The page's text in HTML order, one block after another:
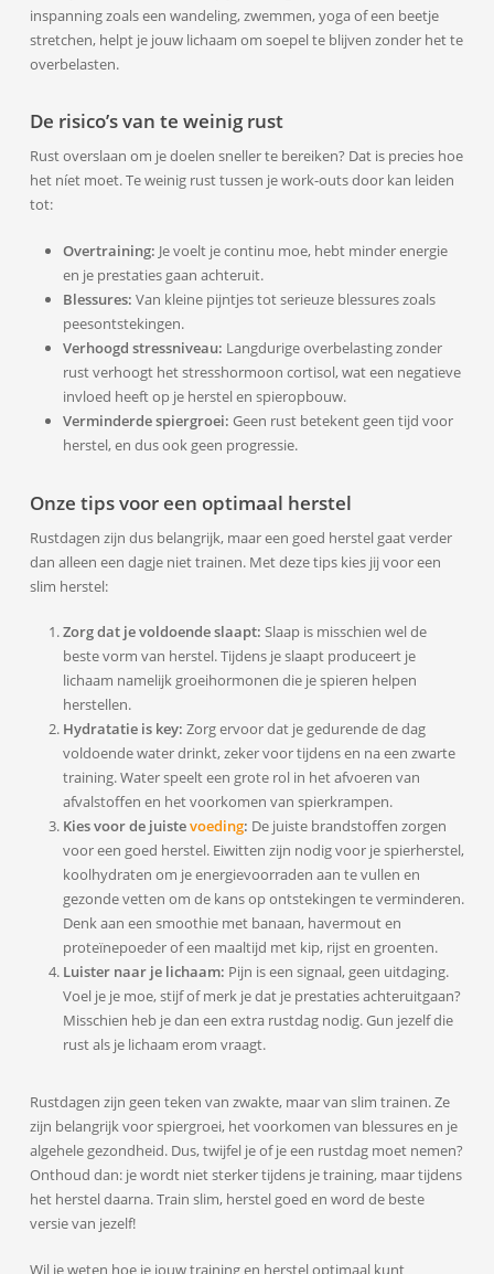
inspanning zoals een wandeling, zwemmen, yoga of een beetje
stretchen, helpt je jouw lichaam om soepel te blijven zonder het te
overbelasten.
De risico’s van te weinig rust
Rust overslaan om je doelen sneller te bereiken? Dat is precies hoe
het níet moet. Te weinig rust tussen je work-outs door kan leiden
tot:
Overtraining: Je voelt je continu moe, hebt minder energie
en je prestaties gaan achteruit.
Blessures: Van kleine pijntjes tot serieuze blessures zoals
peesontstekingen.
Verhoogd stressniveau: Langdurige overbelasting zonder
rust verhoogt het stresshormoon cortisol, wat een negatieve
invloed heeft op je herstel en spieropbouw.
Verminderde spiergroei: Geen rust betekent geen tijd voor
herstel, en dus ook geen progressie.
Onze tips voor een optimaal herstel
Rustdagen zijn dus belangrijk, maar een goed herstel gaat verder
dan alleen een dagje niet trainen. Met deze tips kies jij voor een
slim herstel:
Zorg dat je voldoende slaapt: Slaap is misschien wel de
beste vorm van herstel. Tijdens je slaapt produceert je
lichaam namelijk groeihormonen die je spieren helpen
herstellen.
Hydratatie is key: Zorg ervoor dat je gedurende de dag
voldoende water drinkt, zeker voor tijdens en na een zwarte
training. Water speelt een grote rol in het afvoeren van
afvalstoffen en het voorkomen van spierkrampen.
Kies voor de juistevoeding: De juiste brandstoffen zorgen
voor een goed herstel. Eiwitten zijn nodig voor je spierherstel,
koolhydraten om je energievoorraden aan te vullen en
gezonde vetten om de kans op ontstekingen te verminderen.
Denk aan een smoothie met banaan, havermout en
proteïnepoeder of een maaltijd met kip, rijst en groenten.
Luister naar je lichaam: Pijn is een signaal, geen uitdaging.
Voel je je moe, stijf of merk je dat je prestaties achteruitgaan?
Misschien heb je dan een extra rustdag nodig. Gun jezelf die
rust als je lichaam erom vraagt.
Rustdagen zijn geen teken van zwakte, maar van slim trainen. Ze
zijn belangrijk voor spiergroei, het voorkomen van blessures en je
algehele gezondheid. Dus, twijfel je of je een rustdag moet nemen?
Onthoud dan: je wordt niet sterker tijdens je training, maar tijdens
het herstel daarna. Train slim, herstel goed en word de beste
versie van jezelf!
Wil je weten hoe je jouw training en herstel optimaal kunt